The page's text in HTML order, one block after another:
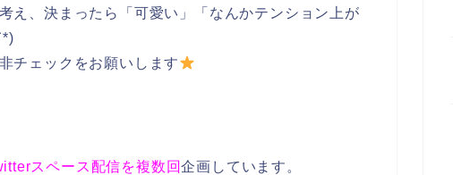
え、決まったら「可愛い」「なんかテンション上が
チェックをお願いします
スペース配信を複数回企画しています。